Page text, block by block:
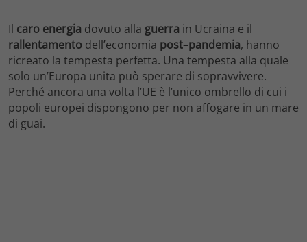
Il caro energia dovuto alla guerra in Ucraina e il
rallentamento dell’economia post–pandemia, hanno
ricreato la tempesta perfetta. Una tempesta alla quale
solo un’Europa unita può sperare di sopravvivere.
Perché ancora una volta l’UE è l’unico ombrello di cui i
popoli europei dispongono per non affogare in un mare
di guai.